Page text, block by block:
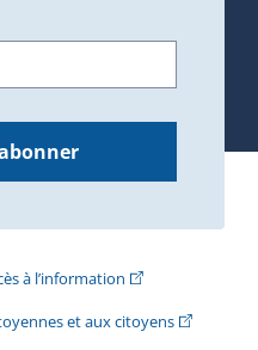
externe s'ouvrira dans une
à l’information(Cet hyperlien
et aux citoyens(Cet